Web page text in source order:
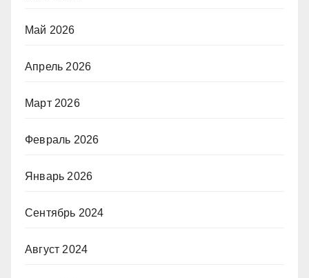
Май 2026
Апрель 2026
Март 2026
Февраль 2026
Январь 2026
Сентябрь 2024
Август 2024